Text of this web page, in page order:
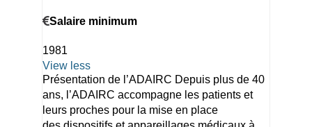
Salaire minimum
1981
View less
Présentation de l’ADAIRC Depuis plus de 40
ans, l’ADAIRC accompagne les patients et
leurs proches pour la mise en place